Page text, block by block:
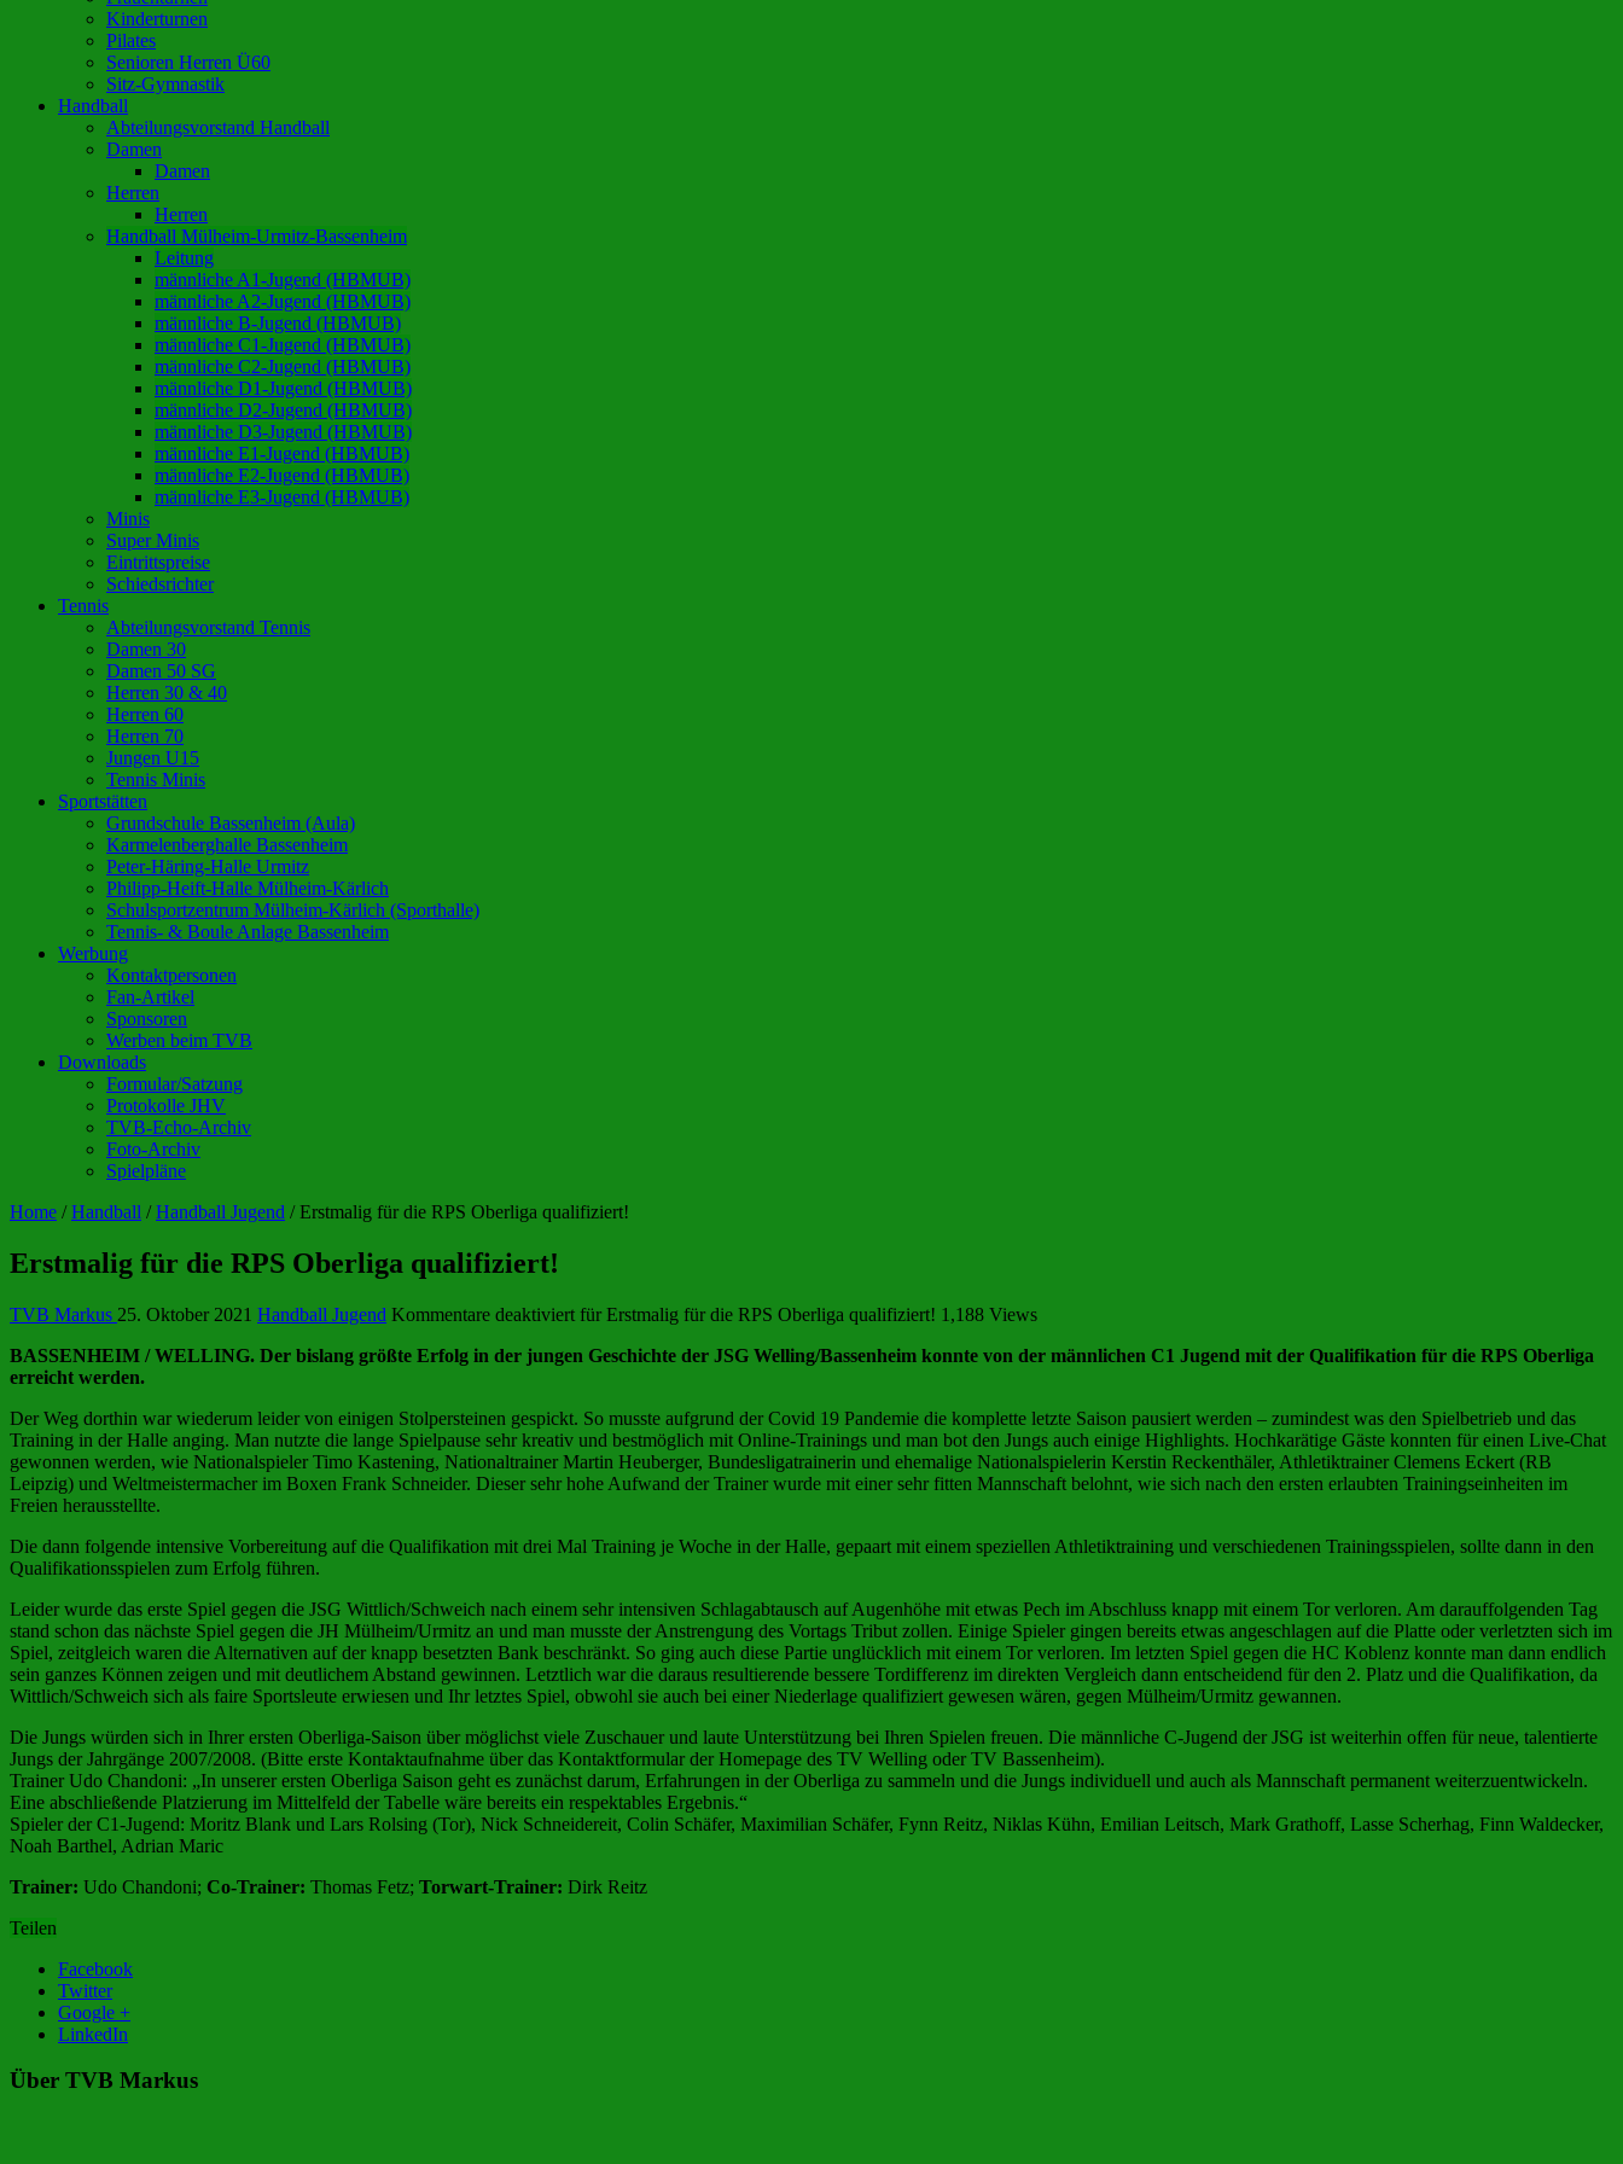
Kinderturnen
Pilates
Senioren Herren Ü60
Sitz-Gymnastik
Handball
Abteilungsvorstand Handball
Damen
Damen
Herren
Herren
Handball Mülheim-Urmitz-Bassenheim
Leitung
männliche A1-Jugend (HBMUB)
männliche A2-Jugend (HBMUB)
männliche B-Jugend (HBMUB)
männliche C1-Jugend (HBMUB)
männliche C2-Jugend (HBMUB)
männliche D1-Jugend (HBMUB)
männliche D2-Jugend (HBMUB)
männliche D3-Jugend (HBMUB)
männliche E1-Jugend (HBMUB)
männliche E2-Jugend (HBMUB)
männliche E3-Jugend (HBMUB)
Minis
Super Minis
Eintrittspreise
Schiedsrichter
Tennis
Abteilungsvorstand Tennis
Damen 30
Damen 50 SG
Herren 30 & 40
Herren 60
Herren 70
Jungen U15
Tennis Minis
Sportstätten
Grundschule Bassenheim (Aula)
Karmelenberghalle Bassenheim
Peter-Häring-Halle Urmitz
Philipp-Heift-Halle Mülheim-Kärlich
Schulsportzentrum Mülheim-Kärlich (Sporthalle)
Tennis- & Boule Anlage Bassenheim
Werbung
Kontaktpersonen
Fan-Artikel
Sponsoren
Werben beim TVB
Downloads
Formular/Satzung
Protokolle JHV
TVB-Echo-Archiv
Foto-Archiv
Spielpläne
Home / Handball / Handball Jugend / Erstmalig für die RPS Oberliga qualifiziert!
Erstmalig für die RPS Oberliga qualifiziert!
TVB Markus 25. Oktober 2021 Handball Jugend Kommentare deaktiviert für Erstmalig für die RPS Oberliga qualifiziert! 1,188 Views
BASSENHEIM / WELLING. Der bislang größte Erfolg in der jungen Geschichte der JSG Welling/Bassenheim konnte von der männlichen C1 Jugend mit der Qualifikation für die RPS Oberliga
erreicht werden.
Der Weg dorthin war wiederum leider von einigen Stolpersteinen gespickt. So musste aufgrund der Covid 19 Pandemie die komplette letzte Saison pausiert werden – zumindest was den Spielbetrieb und das
Training in der Halle anging. Man nutzte die lange Spielpause sehr kreativ und bestmöglich mit Online-Trainings und man bot den Jungs auch einige Highlights. Hochkarätige Gäste konnten für einen Live-Chat
gewonnen werden, wie Nationalspieler Timo Kastening, Nationaltrainer Martin Heuberger, Bundesligatrainerin und ehemalige Nationalspielerin Kerstin Reckenthäler, Athletiktrainer Clemens Eckert (RB
Leipzig) und Weltmeistermacher im Boxen Frank Schneider. Dieser sehr hohe Aufwand der Trainer wurde mit einer sehr fitten Mannschaft belohnt, wie sich nach den ersten erlaubten Trainingseinheiten im
Freien herausstellte.
Die dann folgende intensive Vorbereitung auf die Qualifikation mit drei Mal Training je Woche in der Halle, gepaart mit einem speziellen Athletiktraining und verschiedenen Trainingsspielen, sollte dann in den
Qualifikationsspielen zum Erfolg führen.
Leider wurde das erste Spiel gegen die JSG Wittlich/Schweich nach einem sehr intensiven Schlagabtausch auf Augenhöhe mit etwas Pech im Abschluss knapp mit einem Tor verloren. Am darauffolgenden Tag
stand schon das nächste Spiel gegen die JH Mülheim/Urmitz an und man musste der Anstrengung des Vortags Tribut zollen. Einige Spieler gingen bereits etwas angeschlagen auf die Platte oder verletzten sich im
Spiel, zeitgleich waren die Alternativen auf der knapp besetzten Bank beschränkt. So ging auch diese Partie unglücklich mit einem Tor verloren. Im letzten Spiel gegen die HC Koblenz konnte man dann endlich
sein ganzes Können zeigen und mit deutlichem Abstand gewinnen. Letztlich war die daraus resultierende bessere Tordifferenz im direkten Vergleich dann entscheidend für den 2. Platz und die Qualifikation, da
Wittlich/Schweich sich als faire Sportsleute erwiesen und Ihr letztes Spiel, obwohl sie auch bei einer Niederlage qualifiziert gewesen wären, gegen Mülheim/Urmitz gewannen.
Die Jungs würden sich in Ihrer ersten Oberliga-Saison über möglichst viele Zuschauer und laute Unterstützung bei Ihren Spielen freuen. Die männliche C-Jugend der JSG ist weiterhin offen für neue, talentierte
Jungs der Jahrgänge 2007/2008. (Bitte erste Kontaktaufnahme über das Kontaktformular der Homepage des TV Welling oder TV Bassenheim).
Trainer Udo Chandoni: „In unserer ersten Oberliga Saison geht es zunächst darum, Erfahrungen in der Oberliga zu sammeln und die Jungs individuell und auch als Mannschaft permanent weiterzuentwickeln.
Eine abschließende Platzierung im Mittelfeld der Tabelle wäre bereits ein respektables Ergebnis.“
Spieler der C1-Jugend: Moritz Blank und Lars Rolsing (Tor), Nick Schneidereit, Colin Schäfer, Maximilian Schäfer, Fynn Reitz, Niklas Kühn, Emilian Leitsch, Mark Grathoff, Lasse Scherhag, Finn Waldecker,
Noah Barthel, Adrian Maric
Trainer: Udo Chandoni; Co-Trainer: Thomas Fetz; Torwart-Trainer: Dirk Reitz
Teilen
Facebook
Twitter
Google +
LinkedIn
Über TVB Markus